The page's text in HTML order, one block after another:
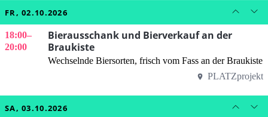
FR, 02.10.2026
18:00–
20:00
Bierausschank und Bierverkauf an der
Braukiste
Wechselnde Biersorten, frisch vom Fass an der Braukiste
PLATZprojekt
SA, 03.10.2026